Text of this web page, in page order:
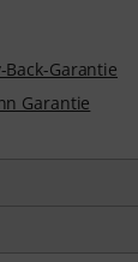
Back-Garantie
Garantie